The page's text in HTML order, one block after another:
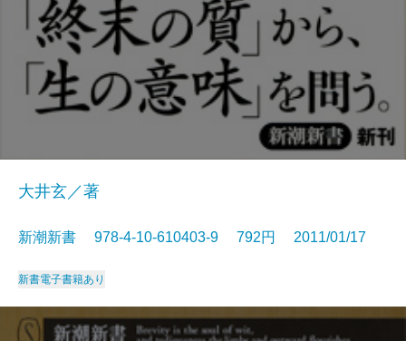
大井玄／著
新潮新書 978-4-10-610403-9 792円 2011/01/17
新書電子書籍あり